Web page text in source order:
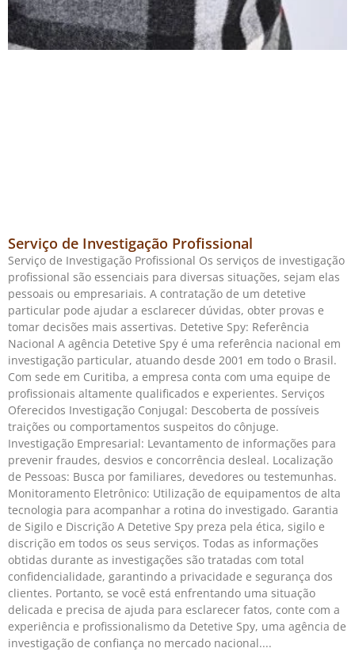
Serviço de Investigação Profissional
Serviço de Investigação Profissional Os serviços de investigação
profissional são essenciais para diversas situações, sejam elas
pessoais ou empresariais. A contratação de um detetive
particular pode ajudar a esclarecer dúvidas, obter provas e
tomar decisões mais assertivas. Detetive Spy: Referência
Nacional A agência Detetive Spy é uma referência nacional em
investigação particular, atuando desde 2001 em todo o Brasil.
Com sede em Curitiba, a empresa conta com uma equipe de
profissionais altamente qualificados e experientes. Serviços
Oferecidos Investigação Conjugal: Descoberta de possíveis
traições ou comportamentos suspeitos do cônjuge.
Investigação Empresarial: Levantamento de informações para
prevenir fraudes, desvios e concorrência desleal. Localização
de Pessoas: Busca por familiares, devedores ou testemunhas.
Monitoramento Eletrônico: Utilização de equipamentos de alta
tecnologia para acompanhar a rotina do investigado. Garantia
de Sigilo e Discrição A Detetive Spy preza pela ética, sigilo e
discrição em todos os seus serviços. Todas as informações
obtidas durante as investigações são tratadas com total
confidencialidade, garantindo a privacidade e segurança dos
clientes. Portanto, se você está enfrentando uma situação
delicada e precisa de ajuda para esclarecer fatos, conte com a
experiência e profissionalismo da Detetive Spy, uma agência de
investigação de confiança no mercado nacional.